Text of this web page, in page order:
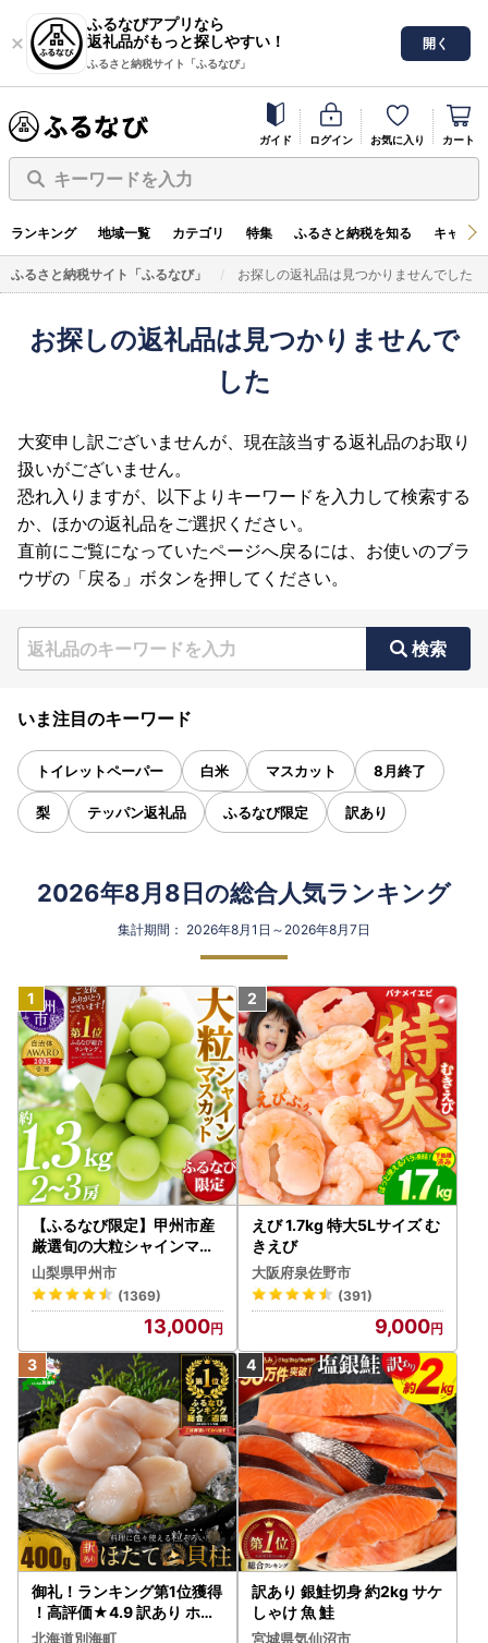
ふるなびアプリなら
返礼品がもっと探しやすい！
ふるさと納税サイト「ふるなび」
開く
ガイド ログイン お気に入り カート
キーワードを入力
ランキング 地域一覧 カテゴリ 特集 ふるさと納税を知る キャン
ふるさと納税サイト「ふるなび」 お探しの返礼品は見つかりませんでした
お探しの返礼品は見つかりませんで
した
大変申し訳ございませんが、現在該当する返礼品のお取り
扱いがございません。
恐れ入りますが、以下よりキーワードを入力して検索する
か、ほかの返礼品をご選択ください。
直前にご覧になっていたページへ戻るには、お使いのブラ
ウザの「戻る」ボタンを押してください。
検索
いま注目のキーワード
トイレットペーパー 白米 マスカット 8月終了
梨 テッパン返礼品 ふるなび限定 訳あり
2026年8月8日の総合人気ランキング
集計期間： 2026年8月1日～2026年8月7日
【ふるなび限定】甲州市産
厳選旬の大粒シャインマス
カット 約1.3kg 2～3房【2
026年発送】（MG）B12-
472 FN-Limited-VO シャ
インマスカット フルーツ
山梨県甲州市
(1369)
13,000
えび 1.7kg 特大5Lサイズ む
きえび
大阪府泉佐野市
(391)
9,000
御礼！ランキング第1位獲得
！高評価★4.9 訳あり ホタ
テ 400g（ほたて 帆立 貝柱
北海道別海町
訳あり 銀鮭切身 約2kg サケ
しゃけ 魚 鮭
宮城県気仙沼市